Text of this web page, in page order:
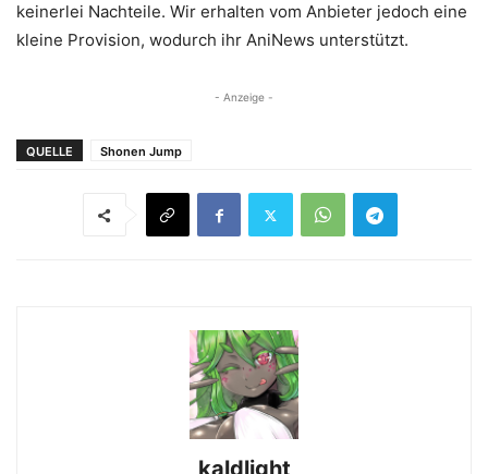
keinerlei Nachteile. Wir erhalten vom Anbieter jedoch eine
kleine Provision, wodurch ihr AniNews unterstützt.
- Anzeige -
QUELLE Shonen Jump
kaldlight